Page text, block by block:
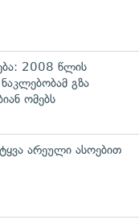
2008 წლის
გზა
ომებს
არეული ასოებით